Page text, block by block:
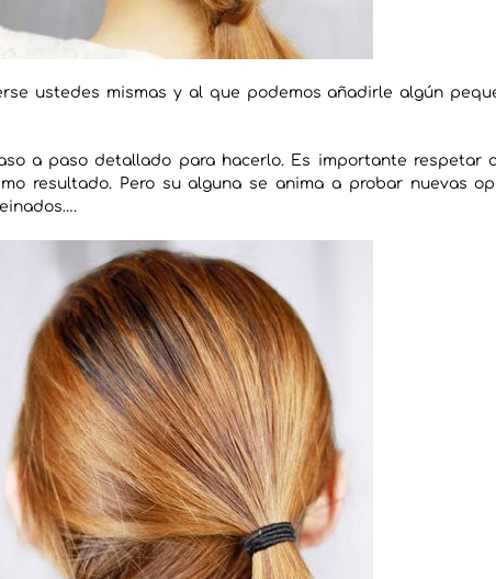
ustedes mismas y al que podemos añadirle algún
a paso detallado para hacerlo. Es importante respetar
resultado. Pero su alguna se anima a probar nuevas